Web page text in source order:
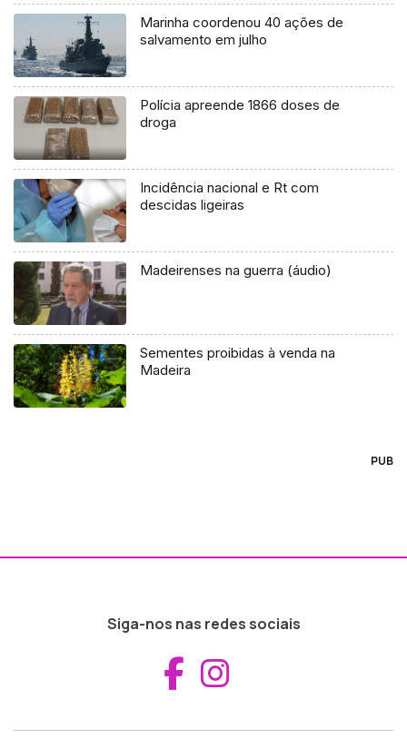
Marinha coordenou 40 ações de
salvamento em julho
Polícia apreende 1866 doses de
droga
Incidência nacional e Rt com
descidas ligeiras
Madeirenses na guerra (áudio)
Sementes proibidas à venda na
Madeira
PUB
Siga-nos nas redes sociais
Aceder ao